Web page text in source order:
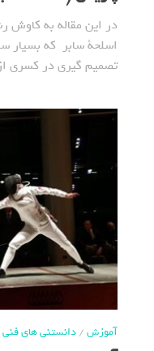
در این مقاله به کاوش
اسلحة سابر که بسیار
تصمیم گیری در کسری از
آموزش/دانستنی های فنی